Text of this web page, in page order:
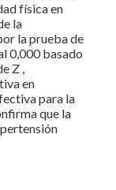
física en
la
la prueba de
0,000 basado
Z ,
en
para la
que la